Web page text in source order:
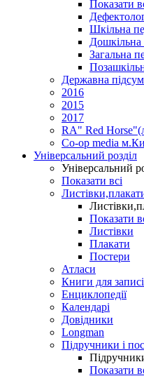
Показати
Шкільна
Дошкільна
Загальна
Державна
2016
2015
2017
RA" Red
Co-op media
Універсальний розділ
Універсальний
Показати всі
Показати
Листівки
Плакати
Постери
Атласи
Книги для
Енциклопедії
Календарі
Довідники
Longman
Підручники і
Показати